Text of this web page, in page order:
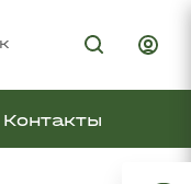
Контакты